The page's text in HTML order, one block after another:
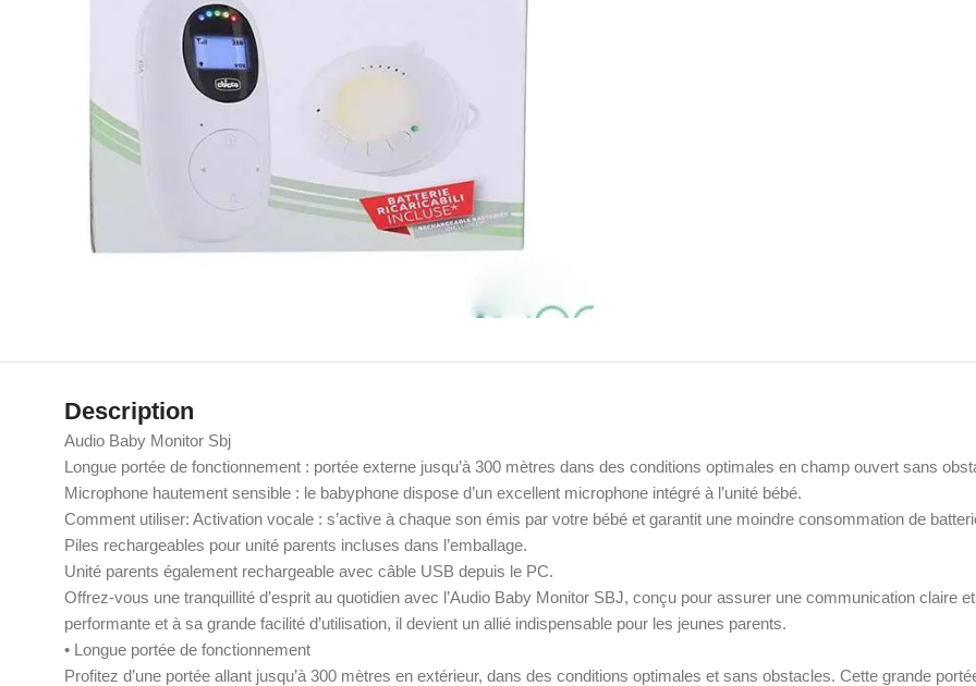
Description
Audio Baby Monitor Sbj
Longue portée de fonctionnement : portée externe jusqu’à 300 mètres dans des conditions optimales en champ ouvert sans
Microphone hautement sensible : le babyphone dispose d’un excellent microphone intégré à l’unité bébé.
Comment utiliser: Activation vocale : s’active à chaque son émis par votre bébé et garantit une moindre consommation de
Piles rechargeables pour unité parents incluses dans l’emballage.
Unité parents également rechargeable avec câble USB depuis le PC.
Offrez-vous une tranquillité d’esprit au quotidien avec l’Audio Baby Monitor SBJ, conçu pour assurer une communication claire
performante et à sa grande facilité d’utilisation, il devient un allié indispensable pour les jeunes parents.
• Longue portée de fonctionnement
Profitez d’une portée allant jusqu’à 300 mètres en extérieur, dans des conditions optimales et sans obstacles. Cette grande